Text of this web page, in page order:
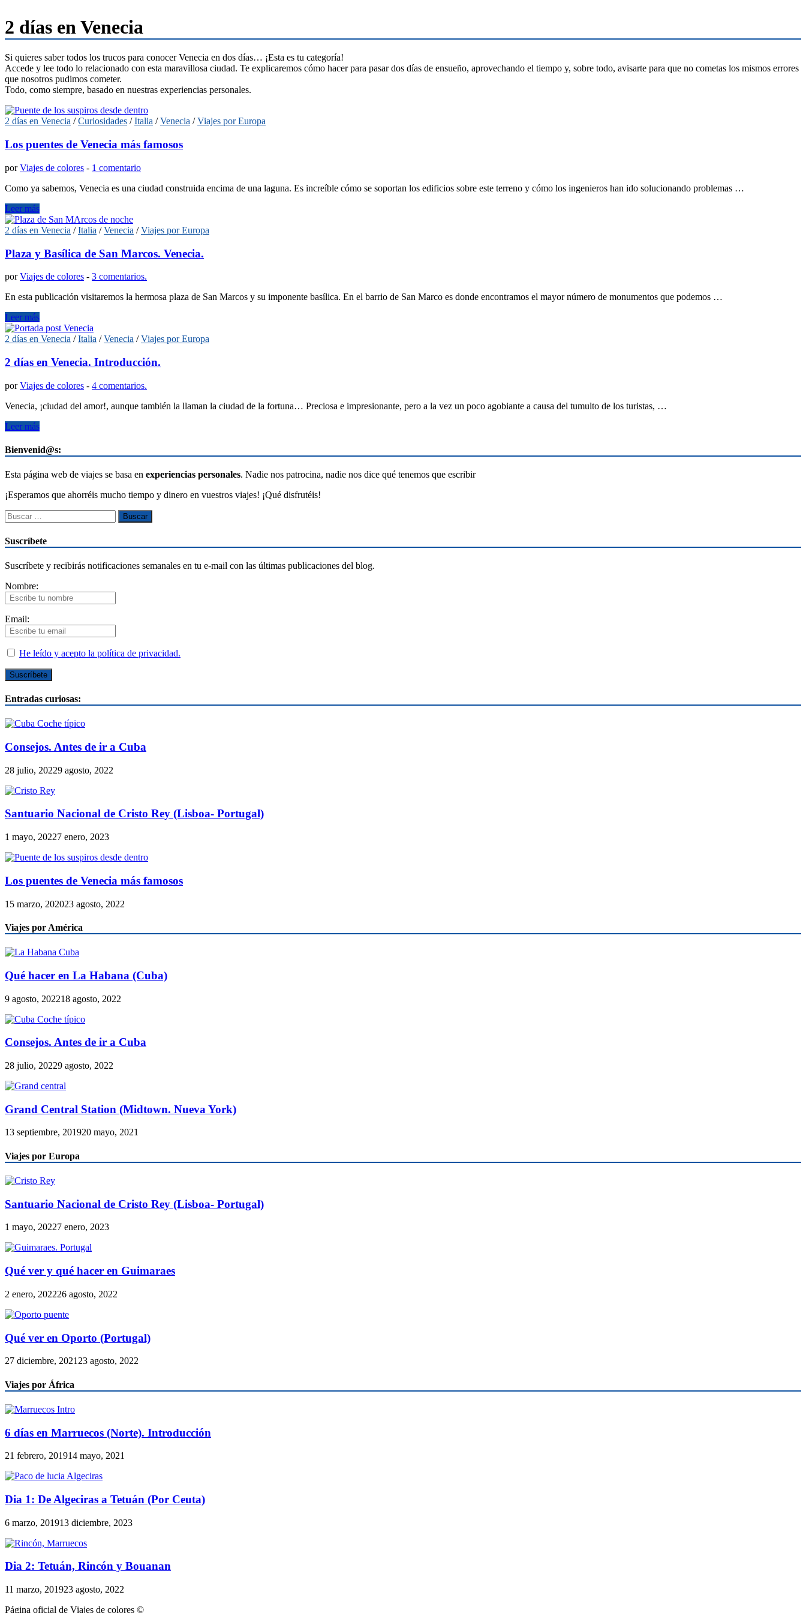
2 días en Venecia
Si quieres saber todos los trucos para conocer Venecia en dos días… ¡Esta es tu categoría!
Accede y lee todo lo relacionado con esta maravillosa ciudad. Te explicaremos cómo hacer para pasar dos días de ensueño, aprovechando el tiempo y, sobre todo, avisarte para que no cometas los mismos errores
que nosotros pudimos cometer.
Todo, como siempre, basado en nuestras experiencias personales.
2 días en Venecia /Curiosidades /Italia /Venecia /Viajes por Europa
Los puentes de Venecia más famosos
porViajes de colores - 1 comentario
Como ya sabemos, Venecia es una ciudad construida encima de una laguna. Es increíble cómo se soportan los edificios sobre este terreno y cómo los ingenieros han ido solucionando problemas …
Leer más
2 días en Venecia /Italia /Venecia /Viajes por Europa
Plaza y Basílica de San Marcos. Venecia.
porViajes de colores - 3 comentarios.
En esta publicación visitaremos la hermosa plaza de San Marcos y su imponente basílica. En el barrio de San Marco es donde encontramos el mayor número de monumentos que podemos …
Leer más
2 días en Venecia /Italia /Venecia /Viajes por Europa
2 días en Venecia. Introducción.
porViajes de colores - 4 comentarios.
Venecia, ¡ciudad del amor!, aunque también la llaman la ciudad de la fortuna… Preciosa e impresionante, pero a la vez un poco agobiante a causa del tumulto de los turistas, …
Leer más
Bienvenid@s:
Esta página web de viajes se basa en experiencias personales. Nadie nos patrocina, nadie nos dice qué tenemos que escribir
¡Esperamos que ahorréis mucho tiempo y dinero en vuestros viajes! ¡Qué disfrutéis!
Suscríbete
Suscríbete y recibirás notificaciones semanales en tu e-mail con las últimas publicaciones del blog.
Nombre:
Email:
He leído y acepto la política de privacidad.
Entradas curiosas:
Consejos. Antes de ir a Cuba
28 julio, 20229 agosto, 2022
Santuario Nacional de Cristo Rey (Lisboa- Portugal)
1 mayo, 20227 enero, 2023
Los puentes de Venecia más famosos
15 marzo, 202023 agosto, 2022
Viajes por América
Qué hacer en La Habana (Cuba)
9 agosto, 202218 agosto, 2022
Consejos. Antes de ir a Cuba
28 julio, 20229 agosto, 2022
Grand Central Station (Midtown. Nueva York)
13 septiembre, 201920 mayo, 2021
Viajes por Europa
Santuario Nacional de Cristo Rey (Lisboa- Portugal)
1 mayo, 20227 enero, 2023
Qué ver y qué hacer en Guimaraes
2 enero, 202226 agosto, 2022
Qué ver en Oporto (Portugal)
27 diciembre, 2021 23 agosto, 2022
Viajes por África
6 días en Marruecos (Norte). Introducción
21 febrero, 201914 mayo, 2021
Dia 1: De Algeciras a Tetuán (Por Ceuta)
6 marzo, 201913 diciembre, 2023
Dia 2: Tetuán, Rincón y Bouanan
11 marzo, 201923 agosto, 2022
Página oficial de Viajes de colores ©